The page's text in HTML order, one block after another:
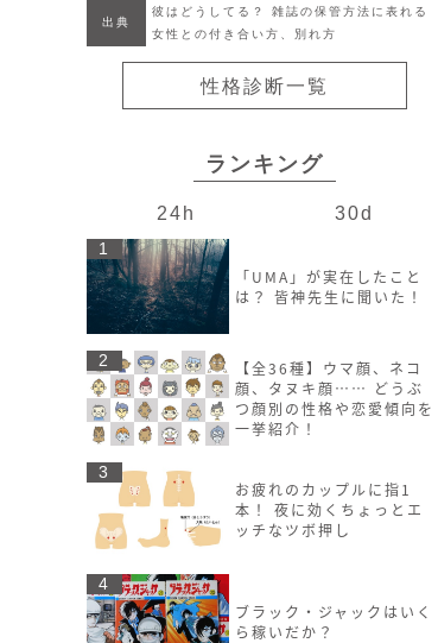
出典
彼はどうしてる？ 雑誌の保管方法に表れる
女性との付き合い方、別れ方
性格診断一覧
ランキング
24h 30d
1
「UMA」が実在したこと
は？ 皆神先生に聞いた！
2
【全36種】ウマ顔、ネコ
顔、タヌキ顔…… どうぶ
つ顔別の性格や恋愛傾向を
一挙紹介！
3
お疲れのカップルに指1
本！ 夜に効くちょっとエ
ッチなツボ押し
4
ブラック・ジャックはいく
ら稼いだか？